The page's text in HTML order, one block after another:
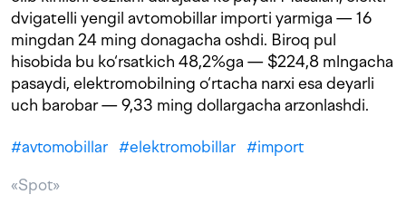
dvigatelli yengil avtomobillar importi yarmiga — 16
mingdan 24 ming donagacha oshdi. Biroq pul
hisobida bu ko‘rsatkich 48,2%ga — $224,8 mlngacha
pasaydi, elektromobilning o‘rtacha narxi esa deyarli
uch barobar — 9,33 ming dollargacha arzonlashdi.
#avtomobillar #elektromobillar #import
«Spot»